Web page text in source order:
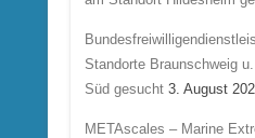
Standorte Braunschweig
Süd gesucht 3. August
METAscales – Marine